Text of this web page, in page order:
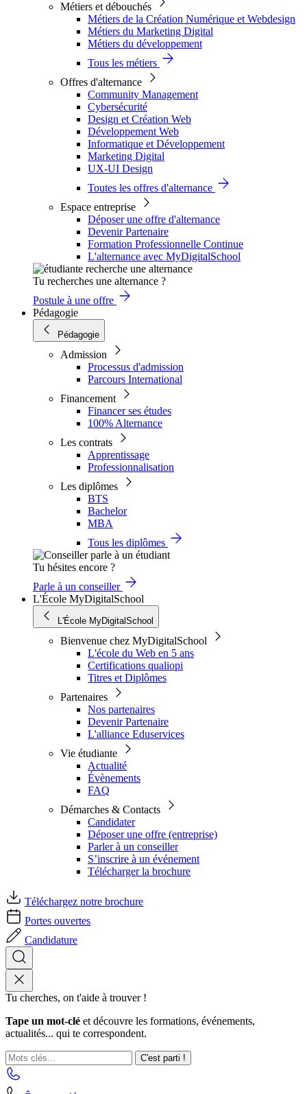
Métiers et débouchés
Métiers de la Création Numérique et Webdesign
Métiers du Marketing Digital
Métiers du développement
Tous les métiers
Offres d'alternance
Community Management
Cybersécurité
Design et Création Web
Développement Web
Informatique et Développement
Marketing Digital
UX-UI Design
Toutes les offres d'alternance
Espace entreprise
Déposer une offre d'alternance
Devenir Partenaire
Formation Professionnelle Continue
L'alternance avec MyDigitalSchool
Tu recherches une alternance ?
Postule à une offre
Pédagogie
Pédagogie
Admission
Processus d'admission
Parcours International
Financement
Financer ses études
100% Alternance
Les contrats
Apprentissage
Professionnalisation
Les diplômes
BTS
Bachelor
MBA
Tous les diplômes
Tu hésites encore ?
Parle à un conseiller
L'École MyDigitalSchool
L'École MyDigitalSchool
Bienvenue chez MyDigitalSchool
L'école du Web en 5 ans
Certifications qualiopi
Titres et Diplômes
Partenaires
Nos partenaires
Devenir Partenaire
L'alliance Eduservices
Vie étudiante
Actualité
Évènements
FAQ
Démarches & Contacts
Candidater
Déposer une offre (entreprise)
Parler à un conseiller
S’inscrire à un événement
Télécharger la brochure
Téléchargez notre brochure
Portes ouvertes
Candidature
Tu cherches, on t'aide à trouver !
Tape un mot-clé et découvre les formations, événements,
actualités... qui te correspondent.
C'est parti !